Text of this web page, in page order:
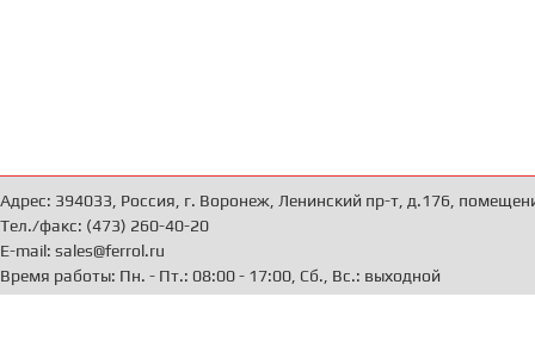
Адрес: 394033, Россия, г. Воронеж, Ленинский пр-т, д.176,
Тел./факс: (473) 260-40-20
E-mail: sales@ferrol.ru
Время работы: Пн. - Пт.: 08:00 - 17:00, Сб., Вс.: выходной